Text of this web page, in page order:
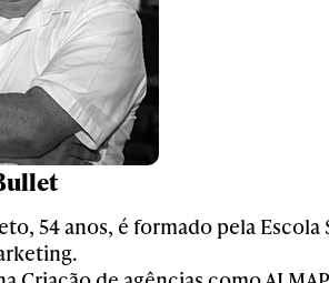
54 anos, é formado pela Escola